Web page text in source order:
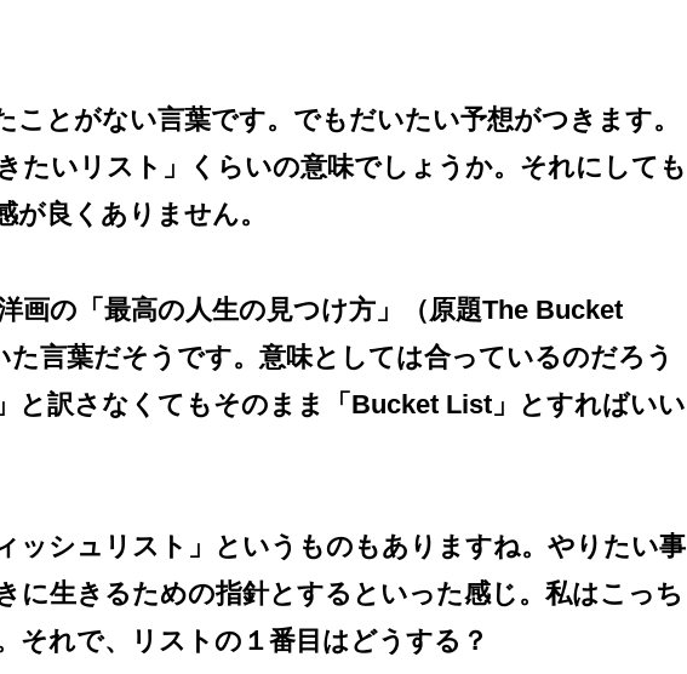
ことがない言葉です。でもだいたい予想がつきます。
たいリスト」くらいの意味でしょうか。それにしても
が良くありません。
画の「最高の人生の見つけ方」（原題The Bucket
た言葉だそうです。意味としては合っているのだろう
と訳さなくてもそのまま「Bucket List」とすればいい
ッシュリスト」というものもありますね。やりたい事
に生きるための指針とするといった感じ。私はこっち
それで、リストの１番目はどうする？